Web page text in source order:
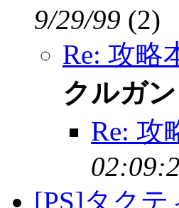
9/29/99 (2)
Re: 攻略
クルガン
Re: 攻
[PS]タク